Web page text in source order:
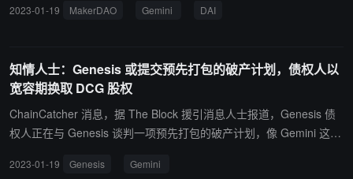
使用 GUSD 作为抵押品铸造 DAI 的参数。 第一项民意调查是将 GUS
查是将目前的债务上限降低至 5 亿美元，Maker 协议中的 GUSD 抵
押品现在为 4.89 亿美元。两项民意调查都将于 1 月 19 日结束。
（来源链接）
2023-01-19 MakerDAO Gemini DAI
知情人士：Genesis 或提交预先打包的破产计划，债权人以
宽容期换取 DCG 股权
ChainCatcher 消息，据 The Block 援引消息人士报道，Genesis 债
权人正在与 Genesis 谈判一项预先打包的破产计划，像 Gemini 这样
期，作为交换，债权人将获得 Genesis 母公司 Digital Currency Gro
2023-01-19 Genesis Gemini